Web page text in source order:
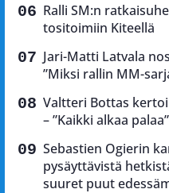
Ralli SM:n
tositoimiin Kiteellä
Jari-Matti Latvala
”Miksi rallin MM-
Valtteri Bottas
– ”Kaikki alkaa palaa”
Sebastien Ogierin
pysäyttävistä
suuret puut